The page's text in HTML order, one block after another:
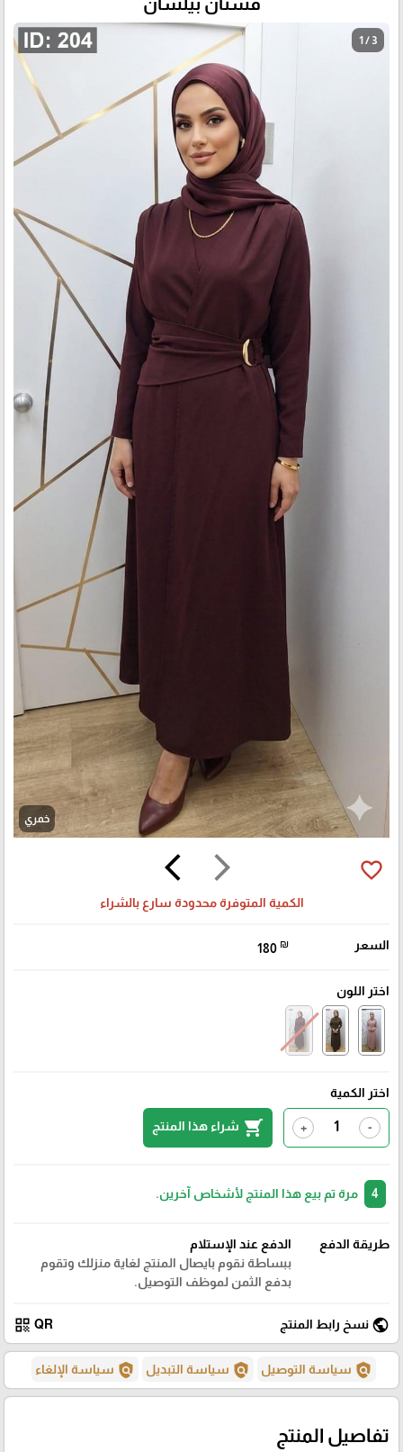
1 / 3
خمري
arrow_forward_ios
arrow_back_ios favorite_border
الكمية المتوفرة محدودة سارع بالشراء
السعر 180 ₪
اختر اللون
اختر الكمية
-
+
shopping_cart شراء هذا المنتج
مرة تم بيع هذا المنتج لأشخاص آخرين.
طريقة الدفع
الدفع عند الإستلام
ببساطة نقوم بايصال المنتج لغاية منزلك وتقوم
بدفع الثمن لموظف التوصيل.
public نسخ رابط المنتج QR
qr_code
policy سياسة التوصيل policy سياسة التبديل policy سياسة الإلغاء
تفاصيل المنتج